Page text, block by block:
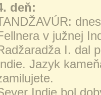
deň:
v južnej
I. dal
Jazyk
Indie bol